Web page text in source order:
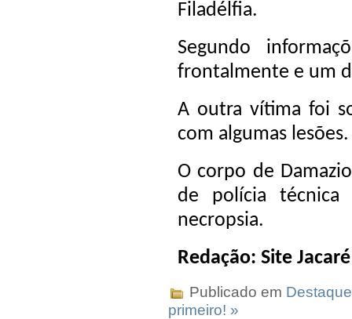
Filadélfia.
Segundo
frontalmente e um
A outra vítima foi
com algumas lesões.
O corpo de
de polícia técnica
necropsia.
Redação: Site
Publicado em
primeiro! »